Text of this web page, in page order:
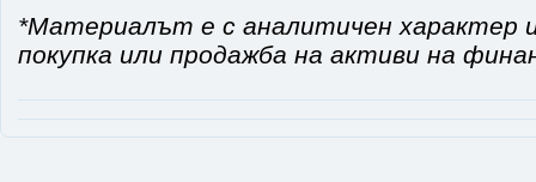
*Материалът е с аналитичен характер
покупка или продажба на активи на